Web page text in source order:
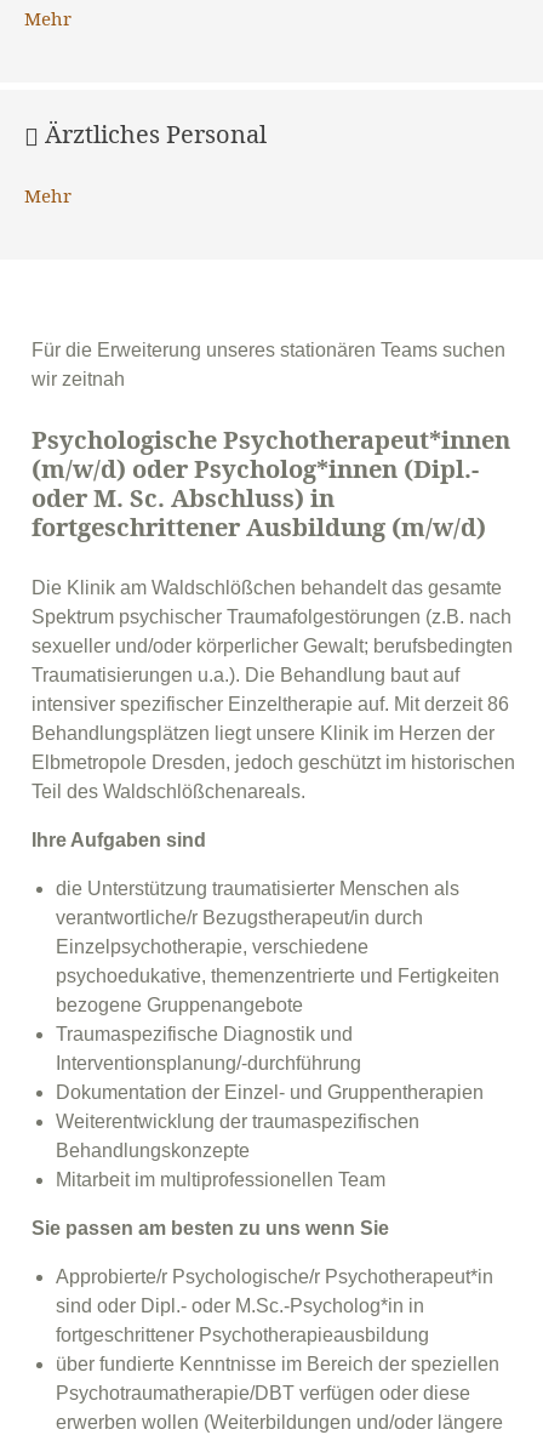
Mehr
Ärztliches Personal
Mehr
Für die Erweiterung unseres stationären Teams suchen
wir zeitnah
Psychologische Psychotherapeut*innen
(m/w/d) oderPsycholog*innen (Dipl.-
oder M. Sc. Abschluss) in
fortgeschrittener Ausbildung (m/w/d)
Die Klinik am Waldschlößchen behandelt das gesamte
Spektrum psychischer Traumafolge­störungen (z.B. nach
sexueller und/oder körperlicher Gewalt; berufsbedingten
Trauma­tisier­ungen u.a.). Die Behandlung baut auf
intensiver spezifischer Einzeltherapie auf. Mit derzeit 86
Behandlungsplätzen liegt unsere Klinik im Herzen der
Elbmetropole Dresden, jedoch geschützt im historischen
Teil des Waldschlößchenareals.
Ihre Aufgaben sind
die Unterstützung traumatisierter Menschen als
verantwortliche/r Bezugstherapeut/in durch
Einzelpsychotherapie, verschiedene
psychoedukative, themenzentrierte und Fertigkeiten
bezogene Gruppenangebote
Traumaspezifische Diagnostik und
Interventionsplanung/-durchführung
Dokumentation der Einzel- und Gruppentherapien
Weiterentwicklung der traumaspezifischen
Behandlungskonzepte
Mitarbeit im multiprofessionellen Team
Sie passen am besten zu uns wenn Sie
Approbierte/r Psychologische/r Psychotherapeut*in
sind oder Dipl.- oder M.Sc.-Psycholog*in in
fortgeschrittener Psychotherapieausbildung
über fundierte Kenntnisse im Bereich der speziellen
Psychotraumatherapie/DBT verfügen oder diese
erwerben wollen (Weiterbildungen und/oder längere